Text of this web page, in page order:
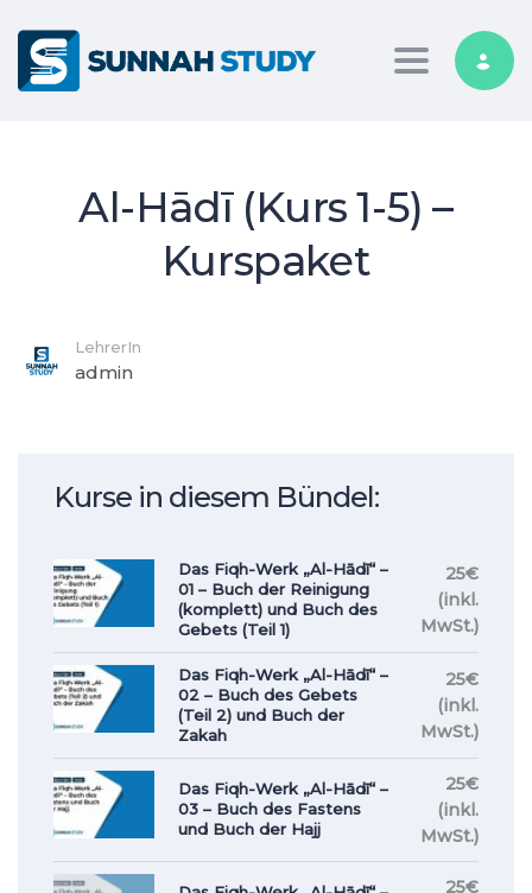
Toggle
Al-Hādī (Kurs 1-5) –
Kurspaket
LehrerIn
admin
Kurse in diesem Bündel:
Das Fiqh-Werk „Al-Hādī“ –
01 – Buch der Reinigung
(komplett) und Buch des
Gebets (Teil 1)
25€
(inkl.
MwSt.)
Das Fiqh-Werk „Al-Hādī“ –
02 – Buch des Gebets
(Teil 2) und Buch der
Zakah
25€
(inkl.
MwSt.)
Das Fiqh-Werk „Al-Hādī“ –
03 – Buch des Fastens
und Buch der Hajj
25€
(inkl.
MwSt.)
25€